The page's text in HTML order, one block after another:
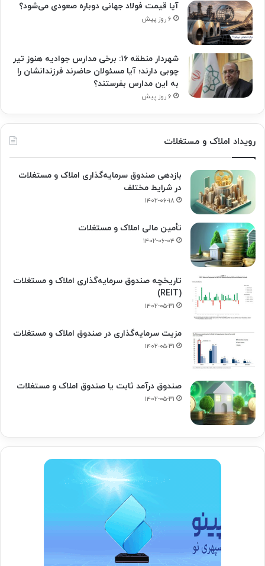
آیا قیمت فولاد جهانی دوباره صعودی می‌شود؟
۶ روز پیش
شهردار منطقه ۱۶: برخی مدارس جوادیه هنوز تیر
چوبی دارند؛ آیا مسئولان حاضرند فرزندانشان را
به این مدارس بفرستند؟
۶ روز پیش
رویداد املاک و مستغلات
بازدهی صندوق سرمایه‌گذاری املاک و مستغلات
در شرایط مختلف
۱۴۰۲-۰۶-۱۸
تأمین مالی املاک و مستغلات
۱۴۰۲-۰۶-۰۴
تاریخچه صندوق سرمایه‌گذاری املاک و مستغلات
(REIT)
۱۴۰۲-۰۵-۳۱
مزیت سرمایه‌گذاری در صندوق املاک و مستغلات
۱۴۰۲-۰۵-۳۱
صندوق درآمد ثابت یا صندوق املاک و مستغلات
۱۴۰۲-۰۵-۳۱